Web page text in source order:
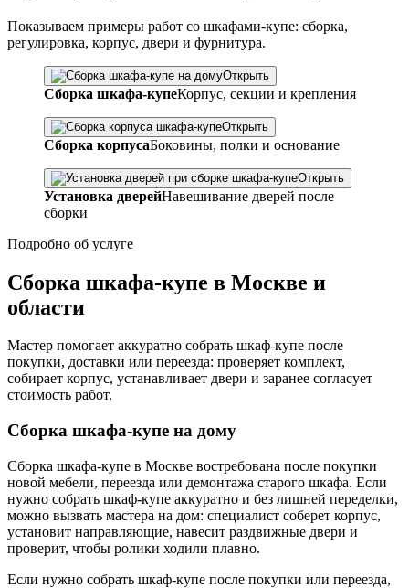
Показываем примеры работ со шкафами-купе: сборка,
регулировка, корпус, двери и фурнитура.
Открыть
Сборка шкафа-купеКорпус, секции и крепления
Открыть
Сборка корпусаБоковины, полки и основание
Открыть
Установка дверейНавешивание дверей после
сборки
Подробно об услуге
Сборка шкафа-купе в Москве и
области
Мастер помогает аккуратно собрать шкаф-купе после
покупки, доставки или переезда: проверяет комплект,
собирает корпус, устанавливает двери и заранее согласует
стоимость работ.
Сборка шкафа-купе на дому
Сборка шкафа-купе в Москве востребована после покупки
новой мебели, переезда или демонтажа старого шкафа. Если
нужно собрать шкаф-купе аккуратно и без лишней переделки,
можно вызвать мастера на дом: специалист соберет корпус,
установит направляющие, навесит раздвижные двери и
проверит, чтобы ролики ходили плавно.
Если нужно собрать шкаф-купе после покупки или переезда,